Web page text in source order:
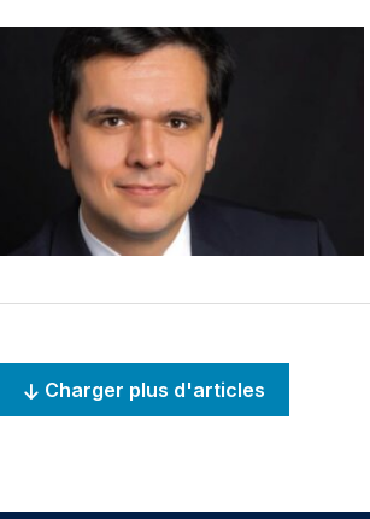
Charger plus d'articles